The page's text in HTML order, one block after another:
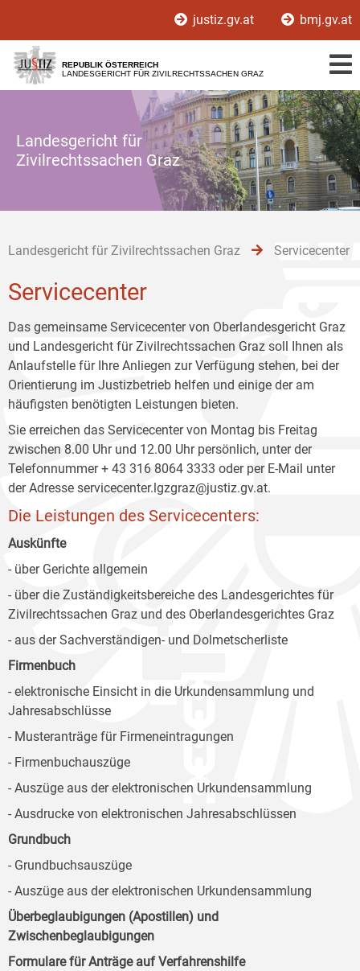
[1]
[2]
[3]
justiz.gv.at bmj.gv.at
REPUBLIK ÖSTERREICH
LANDESGERICHT FÜR ZIVILRECHTSSACHEN GRAZ
Landesgericht für
Zivilrechtssachen Graz
Landesgericht für Zivilrechtssachen Graz Servicecenter
Servicecenter
Das gemeinsame Servicecenter von Oberlandesgericht Graz
und Landesgericht für Zivilrechtssachen Graz soll Ihnen als
Anlaufstelle für Ihre Anliegen zur Verfügung stehen, bei der
Orientierung im Justizbetrieb helfen und einige der am
häufigsten benötigten Leistungen bieten.
Sie erreichen das Servicecenter von Montag bis Freitag
zwischen 8.00 Uhr und 12.00 Uhr persönlich, unter der
Telefonnummer + 43 316 8064 3333 oder per E-Mail unter
der Adresse servicecenter.lgzgraz@justiz.gv.at.
Die Leistungen des Servicecenters:
Auskünfte
- über Gerichte allgemein
- über die Zuständigkeitsbereiche des Landesgerichtes für
Zivilrechtssachen Graz und des Oberlandesgerichtes Graz
- aus der Sachverständigen- und Dolmetscherliste
Firmenbuch
- elektronische Einsicht in die Urkundensammlung und
Jahresabschlüsse
- Musteranträge für Firmeneintragungen
- Firmenbuchauszüge
- Auszüge aus der elektronischen Urkundensammlung
- Ausdrucke von elektronischen Jahresabschlüssen
Grundbuch
- Grundbuchsauszüge
- Auszüge aus der elektronischen Urkundensammlung
Überbeglaubigungen (Apostillen) und
Zwischenbeglaubigungen
Formulare für Anträge auf Verfahrenshilfe